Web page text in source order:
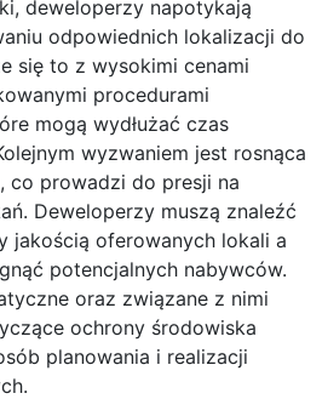
deweloperzy napotykają
odpowiednich lokalizacji do
się to z wysokimi cenami
procedurami
mogą wydłużać czas
wyzwaniem jest rosnąca
co prowadzi do presji na
Deweloperzy muszą znaleźć
jakością oferowanych lokali a
potencjalnych nabywców.
oraz związane z nimi
ochrony środowiska
planowania i realizacji